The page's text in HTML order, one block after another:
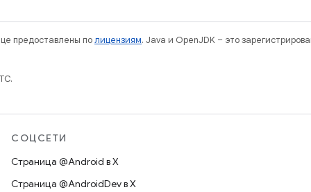
предоставлены полицензиям. Java и OpenJDK – это
СОЦСЕТИ
Страница @Android в X
Страница @AndroidDev в X